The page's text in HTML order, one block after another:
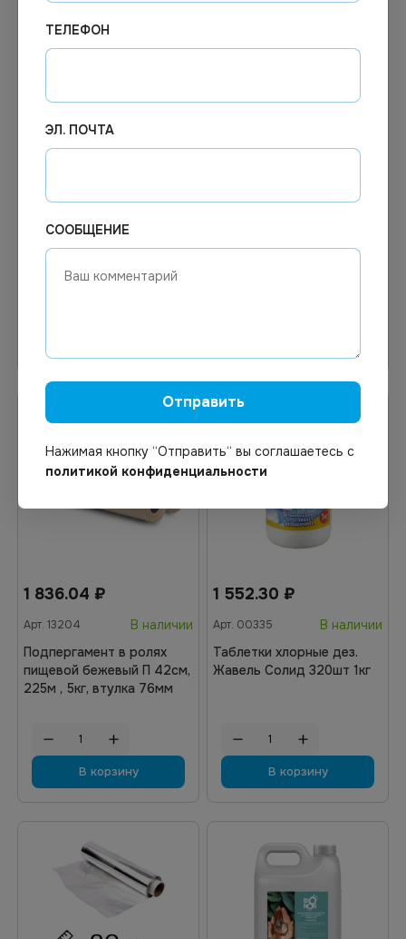
2 219.94₽
Полотно вафельное
отбеленное 40см х50м
105гр.м2(мохристый край)
марля
1 861.75₽
Бумага оберточная
1 836.04 ₽
Арт. 13204
В наличии
Подпергамент в ролях
пищевой бежевый П 42см,
225м , 5кг, втулка 76мм
В корзину
1 552.30 ₽
Арт. 00335
В наличии
Таблетки хлорные дез.
Жавель Солид 320шт 1кг
В корзину
ТЕЛЕФОН
ЭЛ. ПОЧТА
СООБЩЕНИЕ
Отправить
Нажимая кнопку “Отправить“ вы соглашаетесь с
политикой конфиденциальности